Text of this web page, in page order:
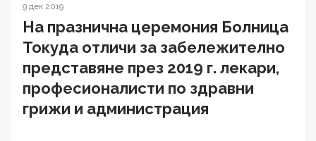
9 дек 2019
На празнична церемония Болница
Токуда отличи за забележително
представяне през 2019 г. лекари,
професионалисти по здравни
грижи и администрация